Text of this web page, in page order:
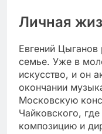
Личная
Евгений Цыганов
семье. Уже в
искусство, и он
окончании
Московскую
Чайковского,
композицию и